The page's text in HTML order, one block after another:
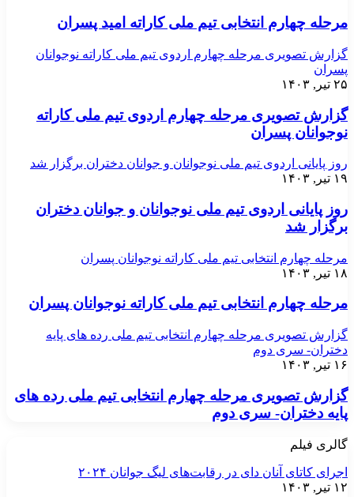
مرحله چهارم انتخابی تیم ملی کاراته امید پسران
گزارش تصویری مرحله چهارم اردوی تیم ملی کاراته نوجوانان
پسران
۲۵ تیر, ۱۴۰۳
گزارش تصویری مرحله چهارم اردوی تیم ملی کاراته
نوجوانان پسران
روز پایانی اردوی تیم ملی نوجوانان و جوانان دختران برگزار شد
۱۹ تیر, ۱۴۰۳
روز پایانی اردوی تیم ملی نوجوانان و جوانان دختران
برگزار شد
مرحله چهارم انتخابی تیم ملی کاراته نوجوانان پسران
۱۸ تیر, ۱۴۰۳
مرحله چهارم انتخابی تیم ملی کاراته نوجوانان پسران
گزارش تصویری مرحله چهارم انتخابی تیم ملی رده های پایه
دختران- سری دوم
۱۶ تیر, ۱۴۰۳
گزارش تصویری مرحله چهارم انتخابی تیم ملی رده های
پایه دختران- سری دوم
گالری فیلم
اجرای کاتای آنان دای در رقابت‌های لیگ جوانان ۲۰۲۴
۱۲ تیر, ۱۴۰۳